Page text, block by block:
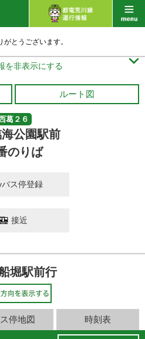
とうございます。
を非表示にする 
ルート図
葛２６
公園駅前
のりば
バス停登録
接近
堀駅前行
停地図 時刻表